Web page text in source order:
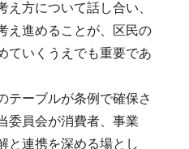
方について話し合い、
え進めることが、区民の
ていくうえでも重要であ
ーブルが条例で確保さ
委員会が消費者、事業
と連携を深める場とし